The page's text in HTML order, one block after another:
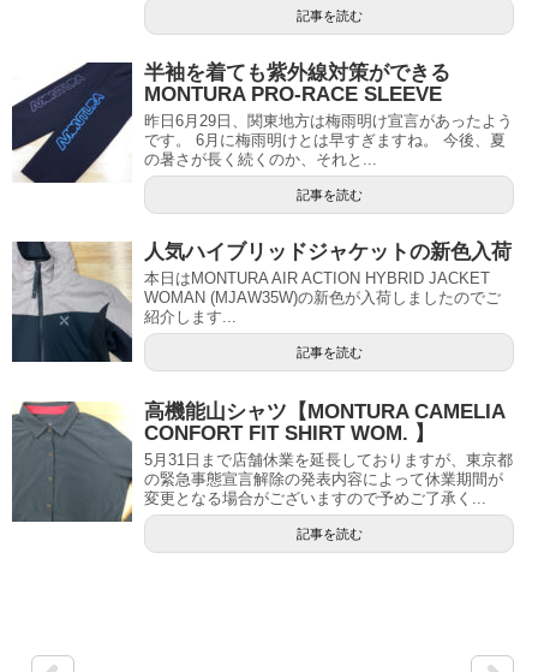
記事を読む
半袖を着ても紫外線対策ができる
MONTURA PRO-RACE SLEEVE
昨日6月29日、関東地方は梅雨明け宣言があったよう
です。 6月に梅雨明けとは早すぎますね。 今後、夏
の暑さが長く続くのか、それと...
記事を読む
人気ハイブリッドジャケットの新色入荷
本日はMONTURA AIR ACTION HYBRID JACKET
WOMAN (MJAW35W)の新色が入荷しましたのでご
紹介します...
記事を読む
高機能山シャツ【MONTURA CAMELIA
CONFORT FIT SHIRT WOM. 】
5月31日まで店舗休業を延長しておりますが、東京都
の緊急事態宣言解除の発表内容によって休業期間が
変更となる場合がございますので予めご了承く...
記事を読む